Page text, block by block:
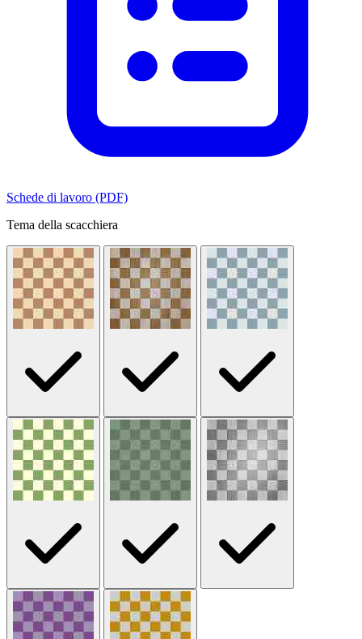
Schede di lavoro (PDF)
Tema della scacchiera